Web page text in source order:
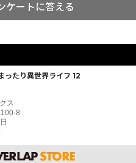
ケートに答える
ったり異世界ライフ 12
ス
8